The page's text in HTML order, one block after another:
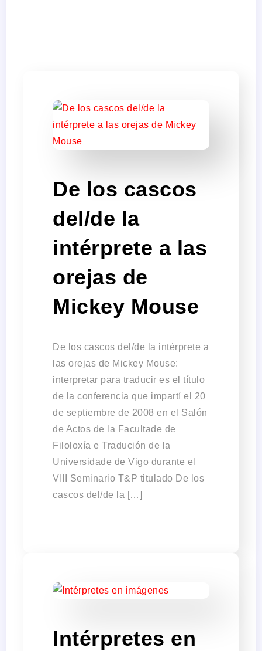
De los cascos
del/de la
intérprete a las
orejas de
Mickey Mouse
De los cascos del/de la intérprete a
las orejas de Mickey Mouse:
interpretar para traducir es el título
de la conferencia que impartí el 20
de septiembre de 2008 en el Salón
de Actos de la Facultade de
Filoloxía e Tradución de la
Universidade de Vigo durante el
VIII Seminario T&P titulado De los
cascos del/de la […]
Intérpretes en